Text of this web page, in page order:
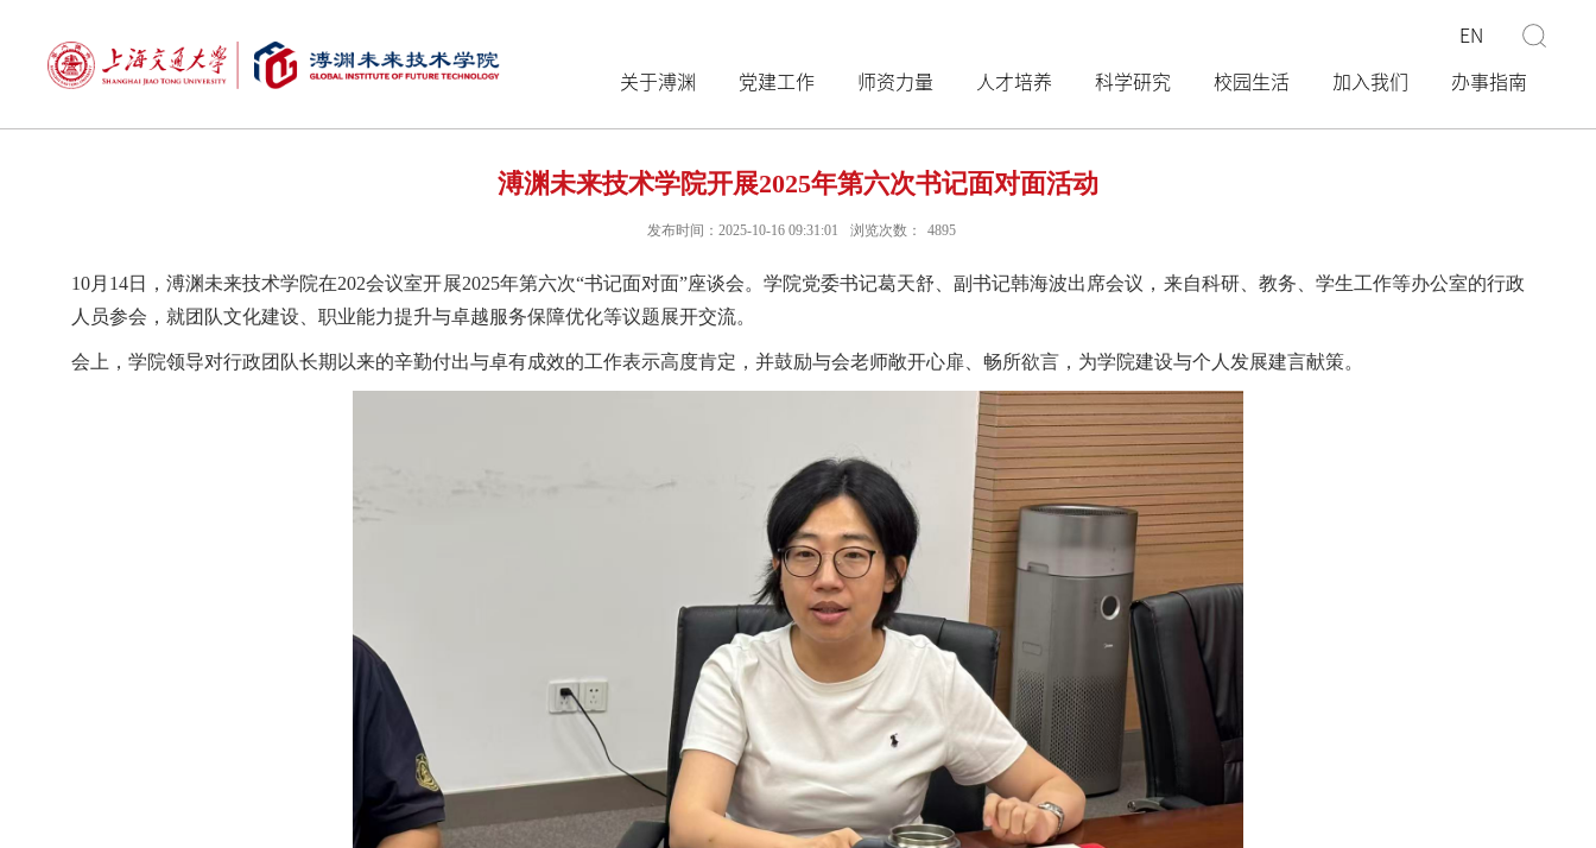
EN
关于溥渊 党建工作 师资力量 人才培养 科学研究 校园生活 加入我们 办事指南
溥渊未来技术学院开展2025年第六次书记面对面活动
发布时间：2025-10-16 09:31:01 浏览次数： 4895
10月14日，溥渊未来技术学院在202会议室开展2025年第六次“书记面对面”座谈会。学院党委书记葛天舒、副书记韩海波出席会议，来自科研、教务、学生工作等办公室的行政
人员参会，就团队文化建设、职业能力提升与卓越服务保障优化等议题展开交流。
会上，学院领导对行政团队长期以来的辛勤付出与卓有成效的工作表示高度肯定，并鼓励与会老师敞开心扉、畅所欲言，为学院建设与个人发展建言献策。